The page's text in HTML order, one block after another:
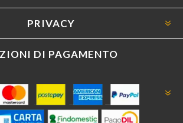
PRIVACY
DI PAGAMENTO